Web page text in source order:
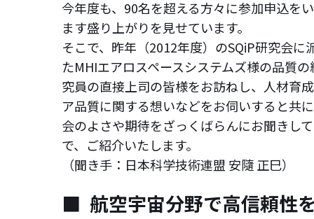
今年度も、90名を超える方々に参加申込を
ます盛り上がりを見せています。
そこで、昨年（2012年度）のSQiP研究会に
たMHIエアロスペースシステムズ様の品質
究員の直接上司の皆様をお訪ねし、人材育
ア品質に関する想いなどをお伺いすると共
会のよさや期待をざっくばらんにお聞きし
で、ご紹介いたします。
（聞き手：日本科学技術連盟 安隨 正巳）
航空宇宙分野で高信頼性